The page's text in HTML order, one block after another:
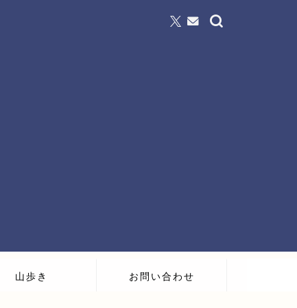
山歩き お問い合わせ